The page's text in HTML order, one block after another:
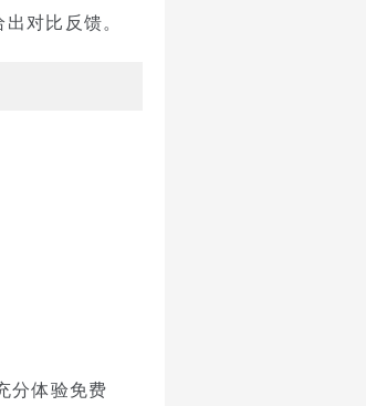
对比反馈。
分体验免费